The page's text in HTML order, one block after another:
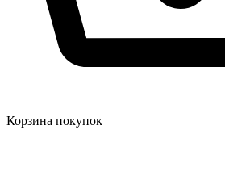
Корзина покупок